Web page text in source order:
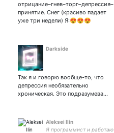
отрицание–гнев–торг–депрессия–
принятие. Снег (красиво падает
уже три недели) Я:😍😍😍
Darkside
Так я и говорю вообще-то, что
депрессия необязательно
хроническая. Это подразумева…
Aleksei Ilin
Я программист и работаю